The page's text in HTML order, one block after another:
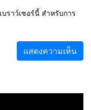
ราว์เซอร์นี้ สำหรับการ